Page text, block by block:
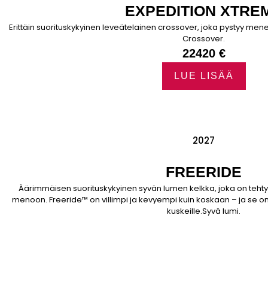
EXPEDITION
Erittäin suorituskykyinen leveätelainen crossover, joka pystyy
Crossover.
22420 €
LUE LISÄÄ
2027
FREERIDE
Äärimmäisen suorituskykyinen syvän lumen kelkka, joka on
menoon. Freeride™ on villimpi ja kevyempi kuin koskaan – ja se
kuskeille.Syvä lumi.